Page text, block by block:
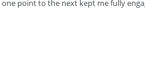
point to the next kept me fully